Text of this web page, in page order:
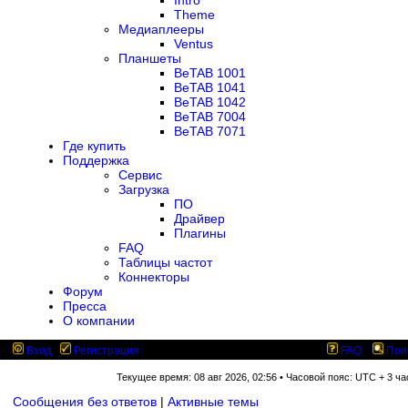
Theme
Медиаплееры
Ventus
Планшеты
BeTAB 1001
BeTAB 1041
BeTAB 1042
BeTAB 7004
BeTAB 7071
Где купить
Поддержка
Сервис
Загрузка
ПО
Драйвер
Плагины
FAQ
Таблицы частот
Коннекторы
Форум
Пресса
О компании
Вход Регистрация FAQ
Текущее время: 08 авг 2026, 02:56 • Часовой пояс: UTC + 3
Сообщения без ответов | Активные темы